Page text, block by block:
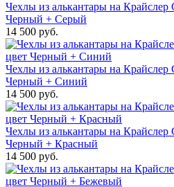
Чехлы из алькантары на Крайслер
Черный + Серый
14 500 руб.
Чехлы из алькантары на Крайслер
Черный + Синий
14 500 руб.
Чехлы из алькантары на Крайслер
Черный + Красный
14 500 руб.